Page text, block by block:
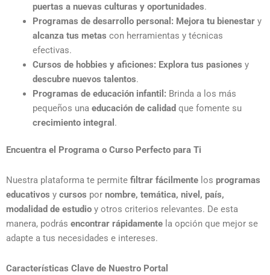
puertas a nuevas culturas y oportunidades.
Programas de desarrollo personal: Mejora tu bienestary
alcanza tus metas con herramientas y técnicas
efectivas.
Cursos de hobbies y aficiones: Explora tus pasiones y
descubre nuevos talentos.
Programas de educación infantil: Brinda a los más
pequeños una educación de calidad que fomente su
crecimiento integral .
Encuentra el Programa o Curso Perfecto para Ti
Nuestra plataforma te permite filtrar fácilmente los programas
educativos y cursos por nombre, temática, nivel, país,
modalidad de estudio y otros criterios relevantes. De esta
manera, podrás encontrar rápidamente la opción que mejor se
adapte a tus necesidades e intereses.
Características Clave de Nuestro Portal